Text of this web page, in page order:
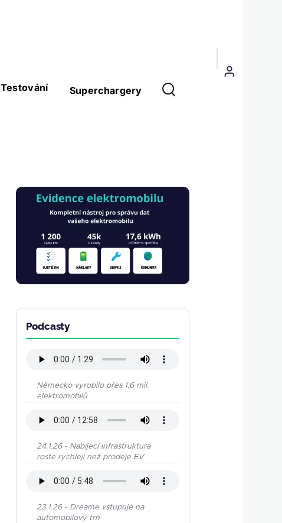
Testování Superchargery
Menu
uživatelského
Obrázek
Podcasty
Německo vyrobilo přes 1,6 mil.
elektromobilů
24.1.26 - Nabíjecí infrastruktura
roste rychleji než prodeje EV
23.1.26 - Dreame vstupuje na
automobilový trh